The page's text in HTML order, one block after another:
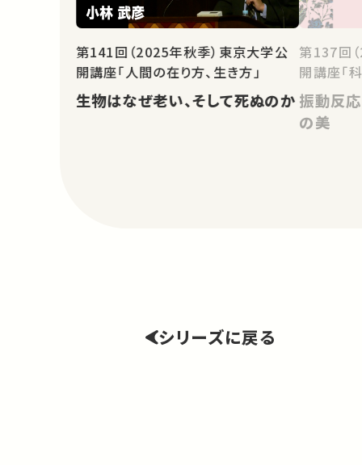
第141回（2025年秋季）東京大学公
開講座「人間の在り方、生き方」
生物はなぜ老い、そして死ぬのか
第137回
開講座「
振動反
の美
シリーズに戻る